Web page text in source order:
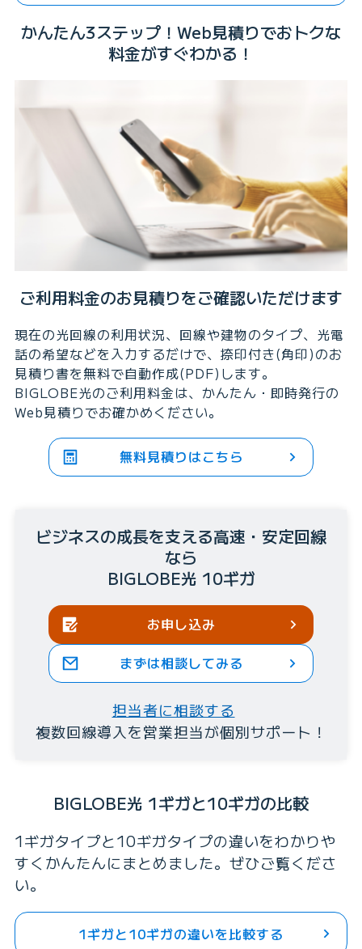
かんたん3ステップ！Web見積りでおトクな
料金がすぐわかる！
ご利用料金のお見積りをご確認いただけます
現在の光回線の利用状況、回線や建物のタイプ、光電
話の希望などを入力するだけで、捺印付き(角印)のお
見積り書を無料で自動作成(PDF)します。
BIGLOBE光のご利用料金は、かんたん・即時発行の
Web見積りでお確かめください。
無料見積りはこちら
ビジネスの成長を支える高速・安定回線
なら
BIGLOBE光 10ギガ
お申し込み
まずは相談してみる
担当者に相談する
複数回線導入を営業担当が個別サポート！
BIGLOBE光 1ギガと10ギガの比較
1ギガタイプと10ギガタイプの違いをわかりや
すくかんたんにまとめました。ぜひご覧くださ
い。
1ギガと10ギガの違いを比較する